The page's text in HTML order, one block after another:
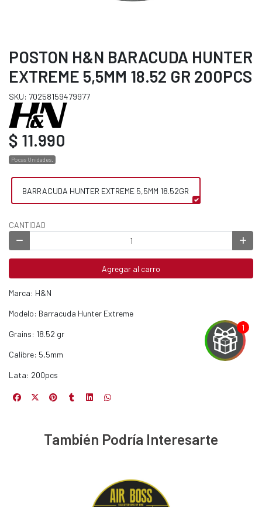
POSTON H&N BARACUDA HUNTER
EXTREME 5,5MM 18.52 GR 200PCS
SKU: 70258159479977
$ 11.990
Pocas Unidades.
BARRACUDA HUNTER EXTREME 5,5MM 18.52GR
CANTIDAD
Agregar al carro
Marca: H&N
Modelo: Barracuda Hunter Extreme
Grains: 18.52 gr
Calibre: 5,5mm
Lata: 200pcs
También Podría Interesarte